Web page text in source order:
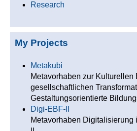
Research
My Projects
Metakubi
Metavorhaben zur Kulturellen
gesellschaftlichen
Gestaltungsorientierte
Digi-EBF-II
Metavorhaben Digitalisierung